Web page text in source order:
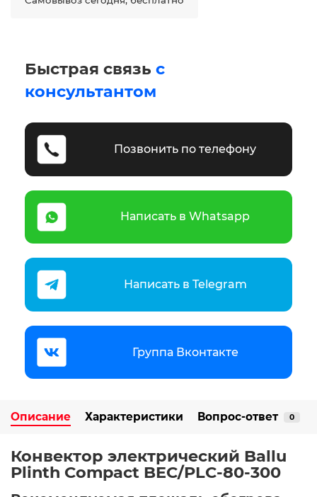
Быстрая связь с
консультантом
Позвонить по телефону
Написать в Whatsapp
Написать в Telegram
Группа Вконтакте
Описание Характеристики Вопрос-ответ 0
Конвектор электрический Ballu
Plinth Compact BEC/PLC-80-300